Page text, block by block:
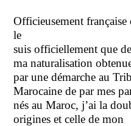
Officieusement française
le
suis officiellement que
ma naturalisation
par une démarche au
Marocaine de par mes
nés au Maroc, j’ai la
origines et celle de mon